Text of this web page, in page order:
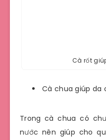
Cà rốt
Cà chua giúp da
Trong cà chua có
nước nên giúp cho